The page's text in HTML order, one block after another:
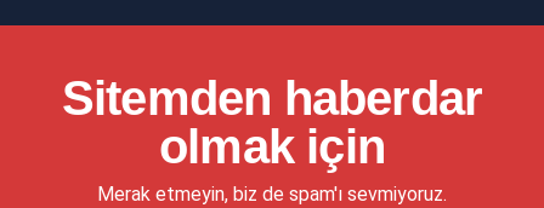
Sitemden haberdar
olmak için
Merak etmeyin, biz de spam'ı sevmiyoruz.